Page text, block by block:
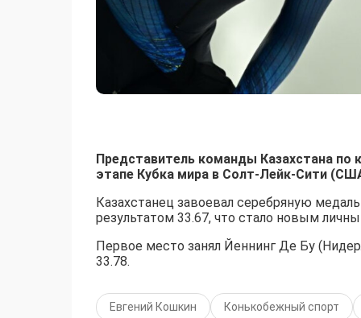
Представитель команды Казахстана
этапе Кубка мира в Солт-Лейк-Сити
Казахстанец завоевал серебряную
результатом 33.67, что стало новым
Первое место занял Йеннинг Де Бу
33.78.
Евгений Кошкин Конькобежный спорт